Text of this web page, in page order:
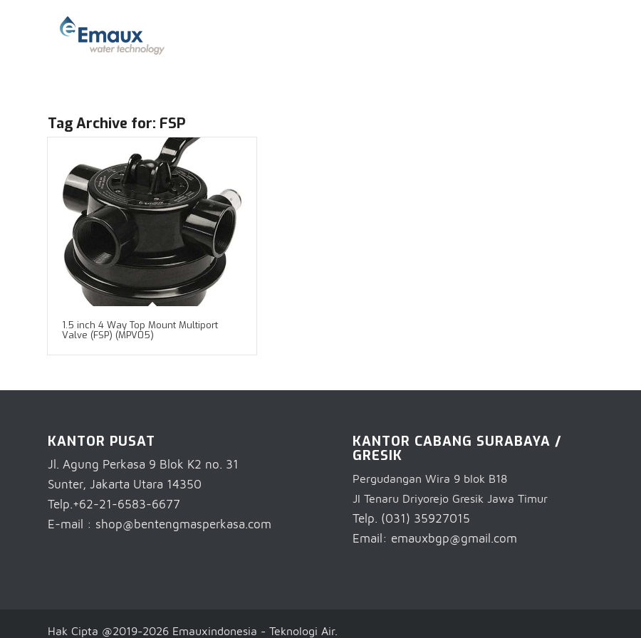
Tag Archive for: FSP
1.5 inch 4 Way Top Mount Multiport
Valve (FSP) (MPV05)
KANTOR PUSAT
Jl. Agung Perkasa 9 Blok K2 no. 31
Sunter, Jakarta Utara 14350
Telp.+62-21-6583-6677
E-mail : shop@bentengmasperkasa.com
KANTOR CABANG SURABAYA /
GRESIK
Pergudangan Wira 9 blok B18
Jl Tenaru Driyorejo Gresik Jawa Timur
Telp. (031) 35927015
Email: emauxbgp@gmail.com
Hak Cipta @2019-2026 Emauxindonesia - Teknologi Air.